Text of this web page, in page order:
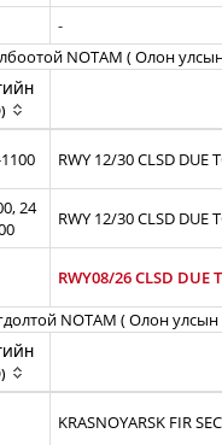
-
NOTAM ( Oлон
RWY 12/30 CLSD DUE
24
RWY 12/30 CLSD DUE
RWY08/26 CLSD DUE
NOTAM ( Олон улсын
KRASNOYARSK FIR